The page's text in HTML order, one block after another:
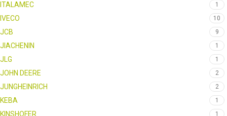
ITALAMEC 1
IVECO 10
JCB 9
JIACHENIN 1
JLG 1
JOHN DEERE 2
JUNGHEINRICH 2
KEBA 1
KINSHOFER 1